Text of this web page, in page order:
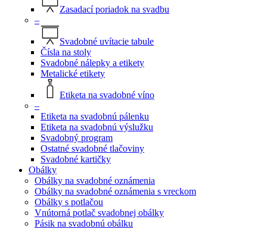
Zasadací poriadok na svadbu
–
Svadobné uvítacie tabule
Čísla na stoly
Svadobné nálepky a etikety
Metalické etikety
Etiketa na svadobné víno
–
Etiketa na svadobnú pálenku
Etiketa na svadobnú výslužku
Svadobný program
Ostatné svadobné tlačoviny
Svadobné kartičky
Obálky
Obálky na svadobné oznámenia
Obálky na svadobné oznámenia s vreckom
Obálky s potlačou
Vnútorná potlač svadobnej obálky
Pásik na svadobnú obálku